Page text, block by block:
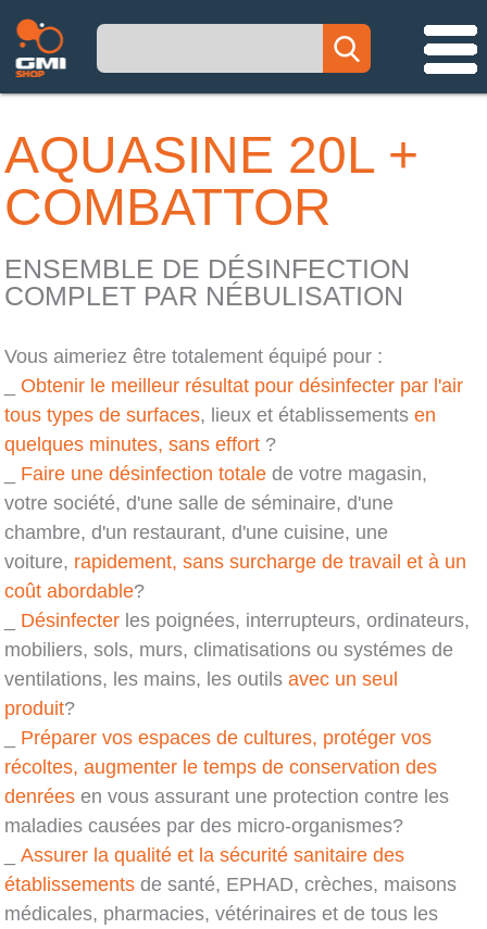
AQUASINE 20L +
COMBATTOR
ENSEMBLE DE DÉSINFECTION
COMPLET PAR NÉBULISATION
Vous aimeriez être totalement équipé pour :
_Obtenir le meilleur résultat pour désinfecter par l'air
tous types de surfaces, lieux et établissementsen
quelques minutes, sans effort ?
Faire une désinfection totale de votre magasin,
votre société, d'une salle de séminaire, d'une
chambre, d'un restaurant, d'une cuisine, une
voiture, rapidement, sans surcharge de travail et à un
coût abordable?
Désinfecter les poignées, interrupteurs, ordinateurs,
mobiliers, sols, murs, climatisations ou systémes de
ventilations, les mains, les outilsavec un seul
produit?
Préparer vos espaces de cultures, protéger vos
récoltes, augmenter le temps de conservation des
denrées en vous assurant une protection contre les
maladies causées par des micro-organismes?
_Assurer la qualité et la sécurité sanitaire des
établissements de santé, EPHAD, crèches, maisons
médicales, pharmacies, vétérinaires et de tous les